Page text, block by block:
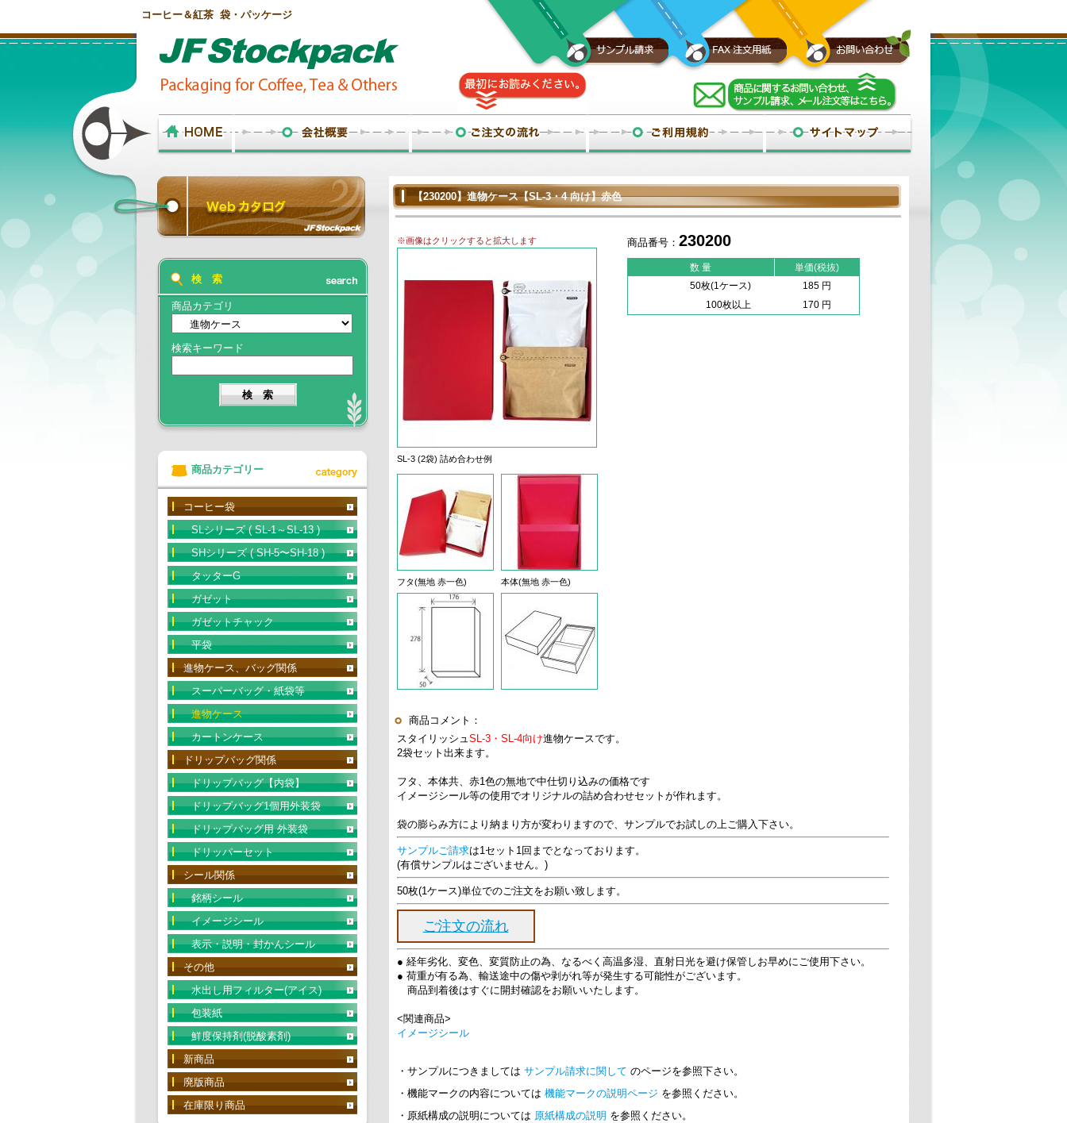
コーヒー＆紅茶 袋・パッケージ
【230200】進物ケース【SL-3・4 向け】赤色
※画像はクリックすると拡大します
SL-3 (2袋) 詰め合わせ例
フタ(無地 赤一色) 本体(無地 赤一色)
商品番号： 230200
数 量
単価(税抜)
50枚(1ケース)
185 円
100枚以上
170 円
商品コメント：
スタイリッシュSL-3・SL-4向け進物ケースです。
2袋セット出来ます。
フタ、本体共、赤1色の無地で中仕切り込みの価格です
イメージシール等の使用でオリジナルの詰め合わせセットが作れます。
袋の膨らみ方により納まり方が変わりますので、サンプルでお試しの上ご購入下さい。
サンプルご請求は1セット1回までとなっております。
(有償サンプルはございません。)
50枚(1ケース)単位でのご注文をお願い致します。
ご注文の流れ
● 経年劣化、変色、変質防止の為、なるべく高温多湿、直射日光を避け保管しお早めにご使用下さい。
● 荷重が有る為、輸送途中の傷や剥がれ等が発生する可能性がございます。
商品到着後はすぐに開封確認をお願いいたします。
<関連商品>
イメージシール
・サンプルにつきましては サンプル請求に関して のページを参照下さい。
・機能マークの内容については 機能マークの説明ページ を参照ください。
・原紙構成の説明については 原紙構成の説明 を参照ください。
検 索
商品カテゴリ
検索キーワード
商品カテゴリー
コーヒー袋
SLシリーズ ( SL-1～SL-13 )
SHシリーズ ( SH-5〜SH-18 )
タッターG
ガゼット
ガゼットチャック
平袋
進物ケース、バッグ関係
スーパーバッグ・紙袋等
進物ケース
カートンケース
ドリップバッグ関係
ドリップバッグ【内袋】
ドリップバッグ1個用外装袋
ドリップバッグ用 外装袋
ドリッパーセット
シール関係
銘柄シール
イメージシール
表示・説明・封かんシール
その他
水出し用フィルター(アイス)
包装紙
鮮度保持剤(脱酸素剤)
新商品
廃版商品
在庫限り商品